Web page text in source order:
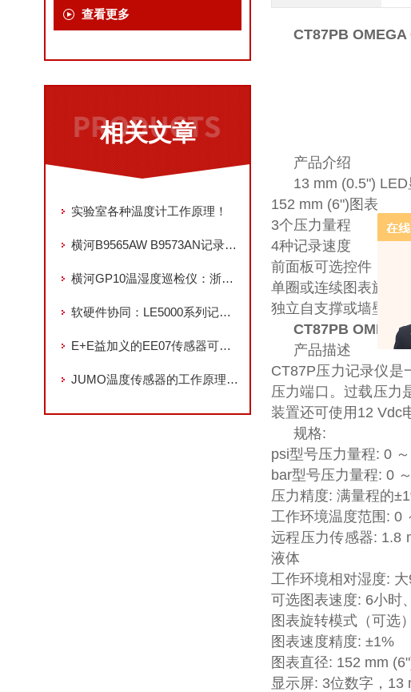
查看更多
相关文章
实验室各种温度计工作原理！
横河B9565AW B9573AN记录纸库存充足
横河GP10温湿度巡检仪：浙江江恒代理推荐，多通道高精度工业监测的选择
软硬件协同：LE5000系列记录仪的通信生态与数据分析能力
E+E益加义的EE07传感器可以用在哪里
JUMO温度传感器的工作原理与应用场景
CT87PB OMEGA
产品介绍
13 mm (0.5")
152 mm (6")图表
3个压力量程
4种记录速度
前面板可选控件
单圈或连续图表旋转
独立自支撑或墙壁安装
CT87PB OMEGA
产品描述
CT87P压力记录仪
压力端口。过载压力
装置还可使用12 Vdc
规格:
psi型号压力量程: 0
bar型号压力量程: 0
压力精度: 满量程的
工作环境温度范围: 0
远程压力传感器: 1.8
液体
工作环境相对湿度:
可选图表速度: 6小时
图表旋转模式（可选
图表速度精度: ±1%
图表直径: 152 mm
显示屏: 3位数字，13